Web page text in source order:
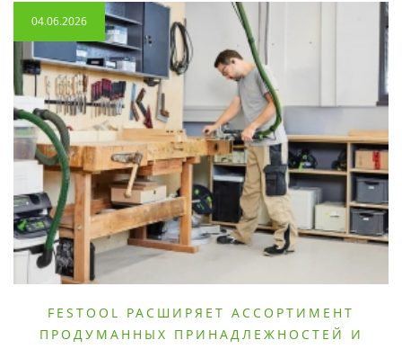
04.06.2026
FESTOOL РАСШИРЯЕТ АССОРТИМЕНТ
ПРОДУМАННЫХ ПРИНАДЛЕЖНОСТЕЙ И